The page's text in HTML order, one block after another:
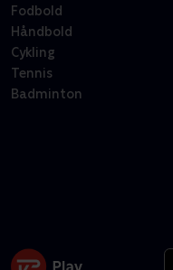
Fodbold
Håndbold
Cykling
Tennis
Badminton